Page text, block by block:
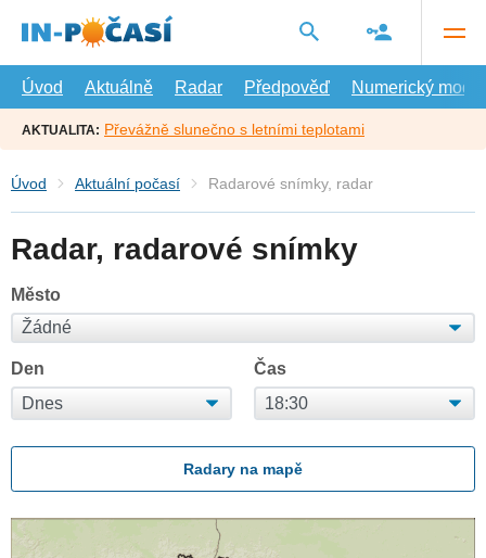
hlavní
Úvod
Aktuálně Radar Předpověď Numerický model
AKTUALITA: Převážně slunečno s letními teplotami
Úvod Aktuální počasí Radarové snímky, radar
Radar, radarové snímky
Město
Den Čas
Radary na mapě